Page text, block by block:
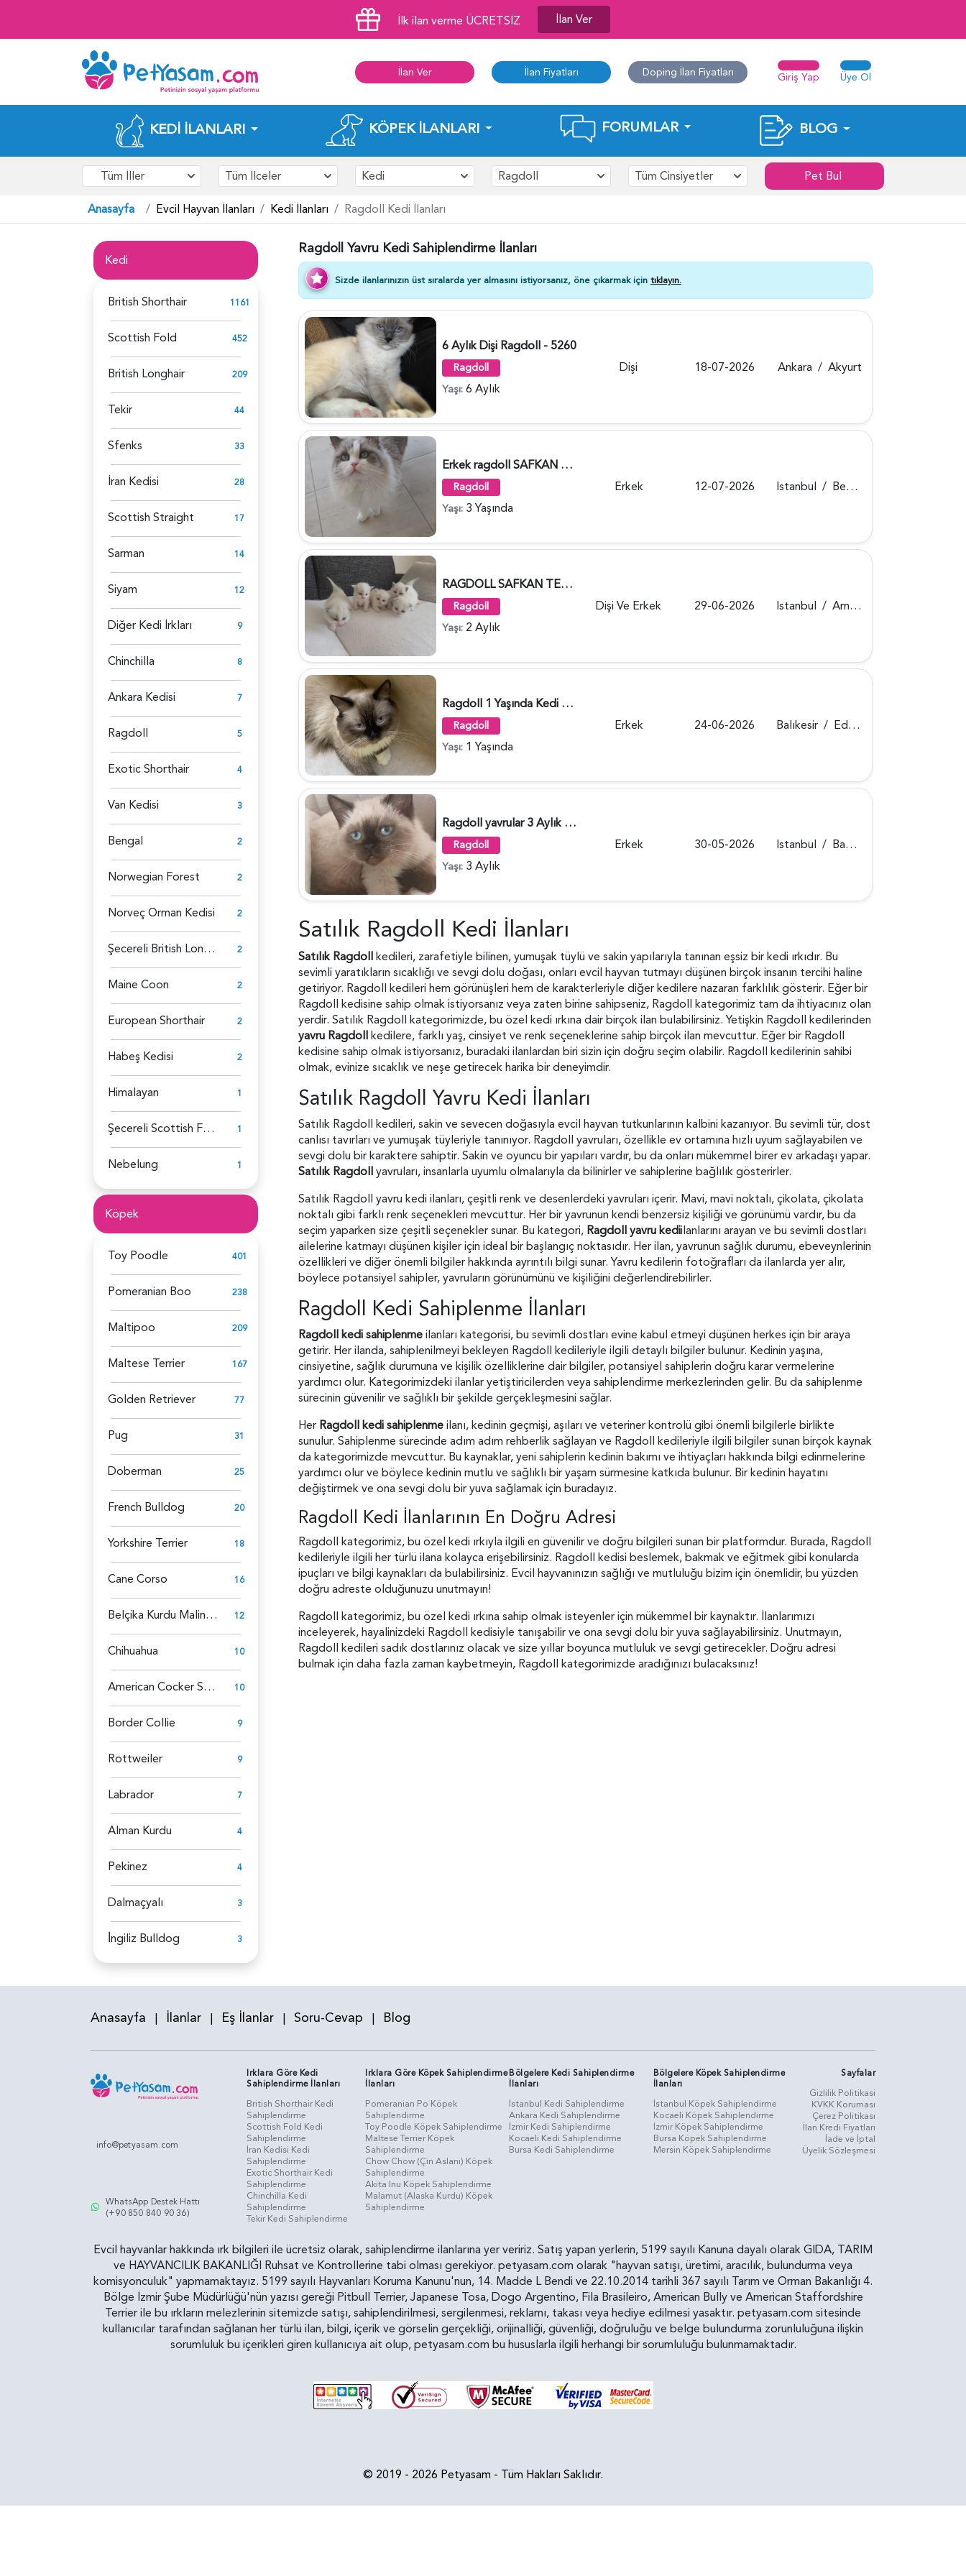
İlk ilan verme ÜCRETSİZ İlan Ver
İlan Ver İlan Fiyatları Doping İlan Fiyatları Giriş Yap Üye Ol
KEDI İLANLARI KÖPEK İLANLARI FORUMLAR BLOG
Tüm İller Tüm İlceler Kedi Ragdoll Tüm Cinsiyetler Pet Bul
Anasayfa Evcil Hayvan İlanları Kedi İlanları Ragdoll Kedi İlanları
Kedi
British Shorthair 1161
Scottish Fold 452
British Longhair 209
Tekir 44
Sfenks 33
İran Kedisi 28
Scottish Straight 17
Sarman 14
Siyam 12
Diğer Kedi İrkları 9
Chinchilla 8
Ankara Kedisi 7
Ragdoll 5
Exotic Shorthair 4
Van Kedisi 3
Bengal 2
Norwegian Forest 2
Norveç Orman Kedisi 2
Şecereli British Longhair 2
Maine Coon 2
European Shorthair 2
Habeş Kedisi 2
Himalayan 1
Şecereli Scottish Fold 1
Nebelung 1
Köpek
Toy Poodle 401
Pomeranian Boo 238
Maltipoo 209
Maltese Terrier 167
Golden Retriever 77
Pug 31
Doberman 25
French Bulldog 20
Yorkshire Terrier 18
Cane Corso 16
Belçika Kurdu Malinois 12
Chihuahua 10
American Cocker Spaniel 10
Border Collie 9
Rottweiler 9
Labrador 7
Alman Kurdu 4
Pekinez 4
Dalmaçyalı 3
İ̇ngiliz Bulldog 3
Ragdoll Yavru Kedi Sahiplendirme İlanları
Sizde ilanlarınızın üst sıralarda yer almasını istiyorsanız, öne çıkarmak için tıklayın.
6 Aylık Dişi Ragdoll - 5260
Ragdoll
Yaşı: 6 Aylık
Dişi 18-07-2026 Ankara / Akyurt
Erkek ragdoll SAFKAN 3 Yaşında - 5132
Ragdoll
Yaşı: 3 Yaşında
Erkek 12-07-2026 Istanbul / Beyoğlu
RAGDOLL SAFKAN TESLİME HAZIR - 4801
Ragdoll
Yaşı: 2 Aylık
Dişi Ve Erkek 29-06-2026 Istanbul / Arnavutköy
Ragdoll 1 Yaşında Kedi Yuva Arıyor - 4725
Ragdoll
Yaşı: 1 Yaşında
Erkek 24-06-2026 Balıkesir / Edremit
Ragdoll yavrular 3 Aylık - 4378
Ragdoll
Yaşı: 3 Aylık
Erkek 30-05-2026 Istanbul / Bahçelievler
Satılık Ragdoll Kedi İlanları
Satılık Ragdollkedileri, zarafetiyle bilinen, yumuşak tüylü ve sakin yapılarıyla tanınan eşsiz bir kedi ırkıdır. Bu
sevimli yaratıkların sıcaklığı ve sevgi dolu doğası, onları evcil hayvan tutmayı düşünen birçok insanın tercihi haline
getiriyor. Ragdoll kedileri hem görünüşleri hem de karakterleriyle diğer kedilere nazaran farklılık gösterir. Eğer bir
Ragdoll kedisine sahip olmak istiyorsanız veya zaten birine sahipseniz, Ragdoll kategorimiz tam da ihtiyacınız olan
yerdir. Satılık Ragdoll kategorimizde, bu özel kedi ırkına dair birçok ilan bulabilirsiniz. Yetişkin Ragdoll kedilerinden
yavru Ragdollkedilere, farklı yaş, cinsiyet ve renk seçeneklerine sahip birçok ilan mevcuttur. Eğer bir Ragdoll
kedisine sahip olmak istiyorsanız, buradaki ilanlardan biri sizin için doğru seçim olabilir. Ragdoll kedilerinin sahibi
olmak, evinize sıcaklık ve neşe getirecek harika bir deneyimdir.
Satılık Ragdoll Yavru Kedi İlanları
Satılık Ragdoll kedileri, sakin ve sevecen doğasıyla evcil hayvan tutkunlarının kalbini kazanıyor. Bu sevimli tür, dost
canlısı tavırları ve yumuşak tüyleriyle tanınıyor. Ragdoll yavruları, özellikle ev ortamına hızlı uyum sağlayabilen ve
sevgi dolu bir karaktere sahiptir. Sakin ve oyuncu bir yapıları vardır, bu da onları mükemmel birer ev arkadaşı yapar.
Satılık Ragdollyavruları, insanlarla uyumlu olmalarıyla da bilinirler ve sahiplerine bağlılık gösterirler.
Satılık Ragdoll yavru kedi ilanları, çeşitli renk ve desenlerdeki yavruları içerir. Mavi, mavi noktalı, çikolata, çikolata
noktalı gibi farklı renk seçenekleri mevcuttur. Her bir yavrunun kendi benzersiz kişiliği ve görünümü vardır, bu da
seçim yaparken size çeşitli seçenekler sunar. Bu kategori, Ragdoll yavru kediilanlarını arayan ve bu sevimli dostları
ailelerine katmayı düşünen kişiler için ideal bir başlangıç noktasıdır. Her ilan, yavrunun sağlık durumu, ebeveynlerinin
özellikleri ve diğer önemli bilgiler hakkında ayrıntılı bilgi sunar. Yavru kedilerin fotoğrafları da ilanlarda yer alır,
böylece potansiyel sahipler, yavruların görünümünü ve kişiliğini değerlendirebilirler.
Ragdoll Kedi Sahiplenme İlanları
Ragdoll kedi sahiplenmeilanları kategorisi, bu sevimli dostları evine kabul etmeyi düşünen herkes için bir araya
getirir. Her ilanda, sahiplenilmeyi bekleyen Ragdoll kedileriyle ilgili detaylı bilgiler bulunur. Kedinin yaşına,
cinsiyetine, sağlık durumuna ve kişilik özelliklerine dair bilgiler, potansiyel sahiplerin doğru karar vermelerine
yardımcı olur. Kategorimizdeki ilanlar yetiştiricilerden veya sahiplendirme merkezlerinden gelir. Bu da sahiplenme
sürecinin güvenilir ve sağlıklı bir şekilde gerçekleşmesini sağlar.
HerRagdoll kedi sahiplenmeilanı, kedinin geçmişi, aşıları ve veteriner kontrolü gibi önemli bilgilerle birlikte
sunulur. Sahiplenme sürecinde adım adım rehberlik sağlayan ve Ragdoll kedileriyle ilgili bilgiler sunan birçok kaynak
da kategorimizde mevcuttur. Bu kaynaklar, yeni sahiplerin kedinin bakımı ve ihtiyaçları hakkında bilgi edinmelerine
yardımcı olur ve böylece kedinin mutlu ve sağlıklı bir yaşam sürmesine katkıda bulunur. Bir kedinin hayatını
değiştirmek ve ona sevgi dolu bir yuva sağlamak için buradayız.
Ragdoll Kedi İlanlarının En Doğru Adresi
Ragdoll kategorimiz, bu özel kedi ırkıyla ilgili en güvenilir ve doğru bilgileri sunan bir platformdur. Burada, Ragdoll
kedileriyle ilgili her türlü ilana kolayca erişebilirsiniz. Ragdoll kedisi beslemek, bakmak ve eğitmek gibi konularda
ipuçları ve bilgi kaynakları da bulabilirsiniz. Evcil hayvanınızın sağlığı ve mutluluğu bizim için önemlidir, bu yüzden
doğru adreste olduğunuzu unutmayın!
Ragdoll kategorimiz, bu özel kedi ırkına sahip olmak isteyenler için mükemmel bir kaynaktır. İlanlarımızı
inceleyerek, hayalinizdeki Ragdoll kedisiyle tanışabilir ve ona sevgi dolu bir yuva sağlayabilirsiniz. Unutmayın,
Ragdoll kedileri sadık dostlarınız olacak ve size yıllar boyunca mutluluk ve sevgi getirecekler. Doğru adresi
bulmak için daha fazla zaman kaybetmeyin, Ragdoll kategorimizde aradığınızı bulacaksınız!
Anasayfa | İlanlar | Eş İlanlar | Soru-Cevap | Blog
info@petyasam.com
WhatsApp Destek Hattı
(+90 850 840 90 36)
Irklara Göre Kedi
Sahiplendirme İlanları
British Shorthair Kedi
Sahiplendirme
Scottish Fold Kedi
Sahiplendirme
İran Kedisi Kedi
Sahiplendirme
Exotic Shorthair Kedi
Sahiplendirme
Chinchilla Kedi
Sahiplendirme
Tekir Kedi Sahiplendirme
Irklara Göre Köpek Sahiplendirme
İlanları
Pomeranian Po Köpek
Sahiplendirme
Toy Poodle Köpek Sahiplendirme
Maltese Terrier Köpek
Sahiplendirme
Chow Chow (Çin Aslanı) Köpek
Sahiplendirme
Akita Inu Köpek Sahiplendirme
Malamut (Alaska Kurdu) Köpek
Sahiplendirme
Bölgelere Kedi Sahiplendirme
İlanları
İstanbul Kedi Sahiplendirme
Ankara Kedi Sahiplendirme
İzmir Kedi Sahiplendirme
Kocaeli Kedi Sahiplendirme
Bursa Kedi Sahiplendirme
Bölgelere Köpek Sahiplendirme
İlanları
İstanbul Köpek Sahiplendirme
Kocaeli Köpek Sahiplendirme
İzmir Köpek Sahiplendirme
Bursa Köpek Sahiplendirme
Mersin Köpek Sahiplendirme
Sayfalar
Gizlilik Politikasi
KVKK Koruması
Çerez Politikası
İlan Kredi Fiyatları
İade ve İptal
Üyelik Sözleşmesi
Evcil hayvanlar hakkında ırk bilgileri ile ücretsiz olarak, sahiplendirme ilanlarına yer veririz. Satış yapan yerlerin, 5199 sayılı Kanuna dayalı olarak GIDA, TARIM
ve HAYVANCILIK BAKANLIĞI Ruhsat ve Kontrollerine tabi olması gerekiyor. petyasam.com olarak "hayvan satışı, üretimi, aracılık, bulundurma veya
komisyonculuk" yapmamaktayız. 5199 sayılı Hayvanları Koruma Kanunu'nun, 14. Madde L Bendi ve 22.10.2014 tarihli 367 sayılı Tarım ve Orman Bakanlığı 4.
Bölge İzmir Şube Müdürlüğü'nün yazısı gereği Pitbull Terrier, Japanese Tosa, Dogo Argentino, Fila Brasileiro, American Bully ve American Staffordshire
Terrier ile bu ırkların melezlerinin sitemizde satışı, sahiplendirilmesi, sergilenmesi, reklamı, takası veya hediye edilmesi yasaktır. petyasam.com sitesinde
kullanıcılar tarafından sağlanan her türlü ilan, bilgi, içerik ve görselin gerçekliği, orijinalliği, güvenliği, doğruluğu ve belge bulundurma zorunluluğuna ilişkin
sorumluluk bu içerikleri giren kullanıcıya ait olup, petyasam.com bu hususlarla ilgili herhangi bir sorumluluğu bulunmamaktadır.
© 2019 - 2026 Petyasam - Tüm Hakları Saklıdır.